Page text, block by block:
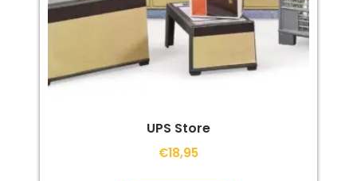
UPS Store
€18,95